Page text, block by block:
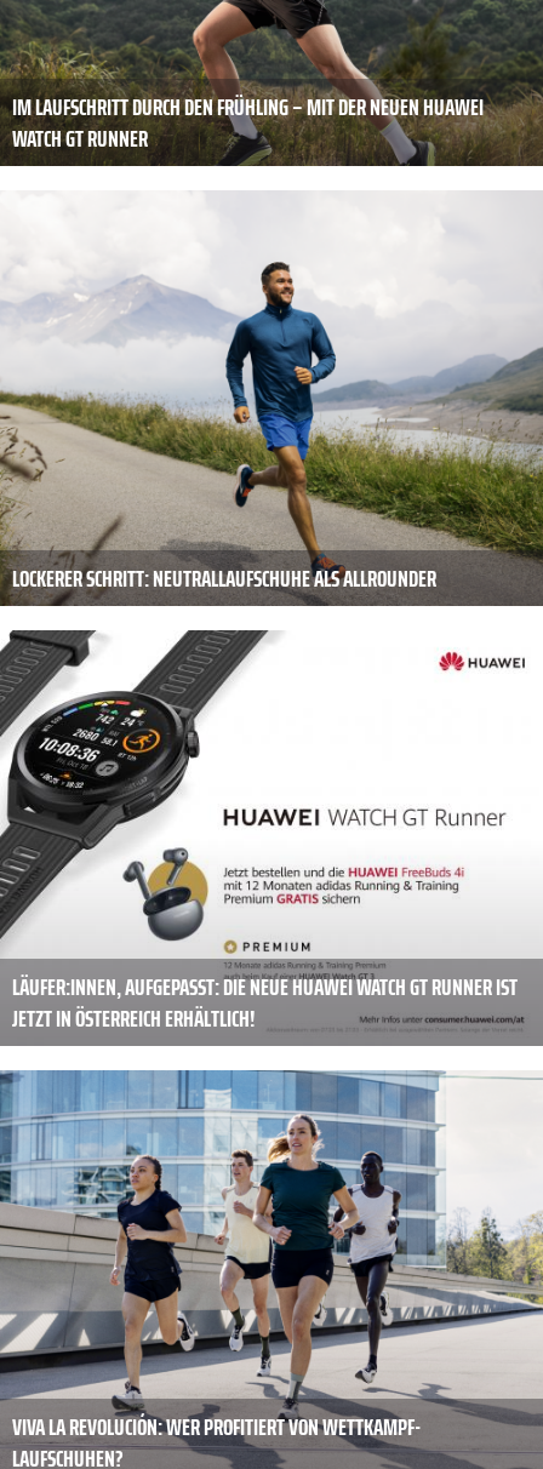
IM LAUFSCHRITT DURCH DEN FRÜHLING – MIT DER NEUEN HUAWEI
WATCH GT RUNNER
LOCKERER SCHRITT: NEUTRALLAUFSCHUHE ALS ALLROUNDER
LÄUFER:INNEN, AUFGEPASST: DIE NEUE HUAWEI WATCH GT RUNNER IST
JETZT IN ÖSTERREICH ERHÄLTLICH!
VIVA LA REVOLUCIÓN: WER PROFITIERT VON WETTKAMPF-
LAUFSCHUHEN?